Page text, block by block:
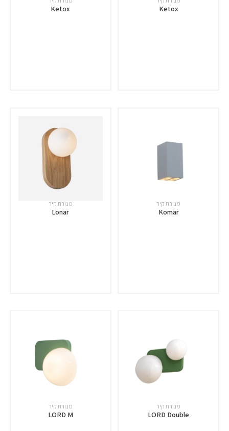
Ketox
Ketox
מנורת קיר
Komar
מנורת קיר
Lonar
מנורת קיר
LORD Double
מנורת קיר
LORD M